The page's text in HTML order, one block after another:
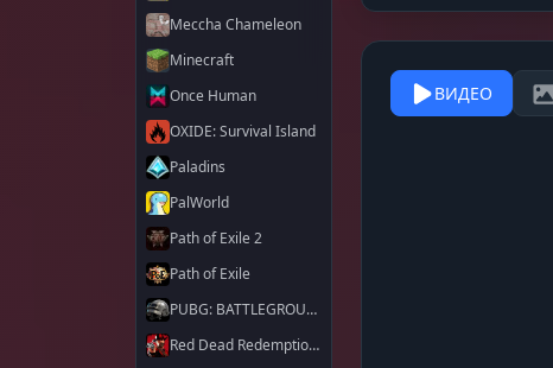
Meccha Chameleon
Minecraft
Once Human
OXIDE: Survival Island
Paladins
PalWorld
Path of Exile 2
Path of Exile
PUBG: BATTLEGROUNDS
Red Dead Redemption 2
ВИДЕО